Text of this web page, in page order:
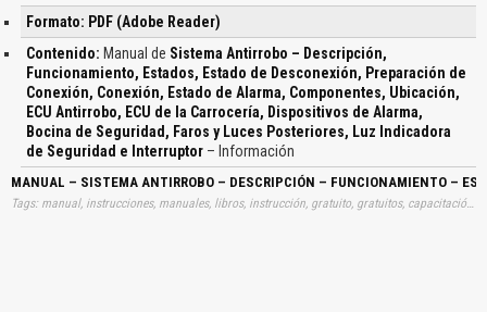
Formato: PDF (Adobe Reader)
Contenido: Manual de Sistema Antirrobo – Descripción,
Funcionamiento, Estados, Estado de Desconexión, Preparación de
Conexión, Conexión, Estado de Alarma, Componentes, Ubicación,
ECU Antirrobo, ECU de la Carrocería, Dispositivos de Alarma,
Bocina de Seguridad, Faros y Luces Posteriores, Luz Indicadora
de Seguridad e Interruptor– Información
MANUAL – SISTEMA ANTIRROBO – DESCRIPCIÓN – FUNCIONAMIENTO –
Tags: manual, instrucciones, manuales, libros, instrucción, gratuito, gratuitos, capacitación, entrenamiento, capacitaciones, información, datos, gratis, descargar, guías, guias, sistemas, antirrobos, descripciones, funcionamientos, estados, estados, desconexiones, preparaciones, conexiones, conexiones, estados, alarmas, componentes, ubicaciones, ecu, antirrobos, ecu, carrocerias, dispositivos, alarmas, bocinas, seguridades, faros, luces, posteriores, luz, indicadoras, seguridades, interruptores, aprender, descargas